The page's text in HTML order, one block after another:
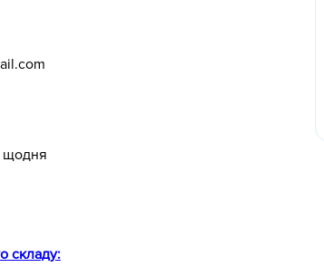
щодня
складу: